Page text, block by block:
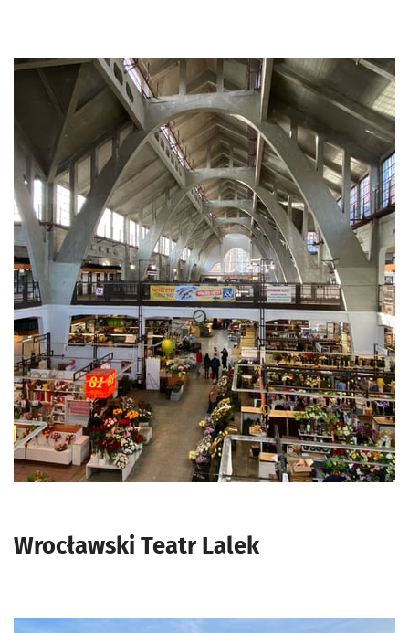
Wrocławski Teatr Lalek